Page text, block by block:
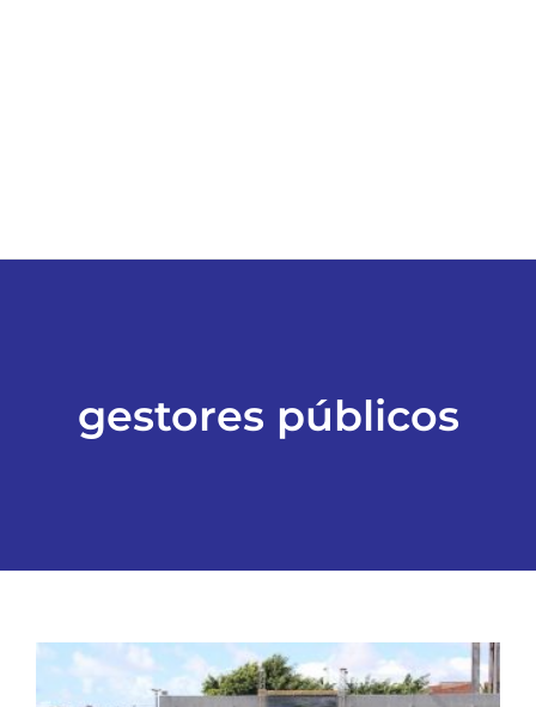
EDIÇÕES EM PDF
gestores públicos